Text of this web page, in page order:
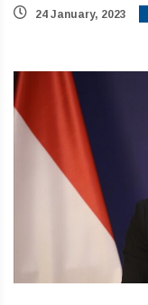
24 January, 2023